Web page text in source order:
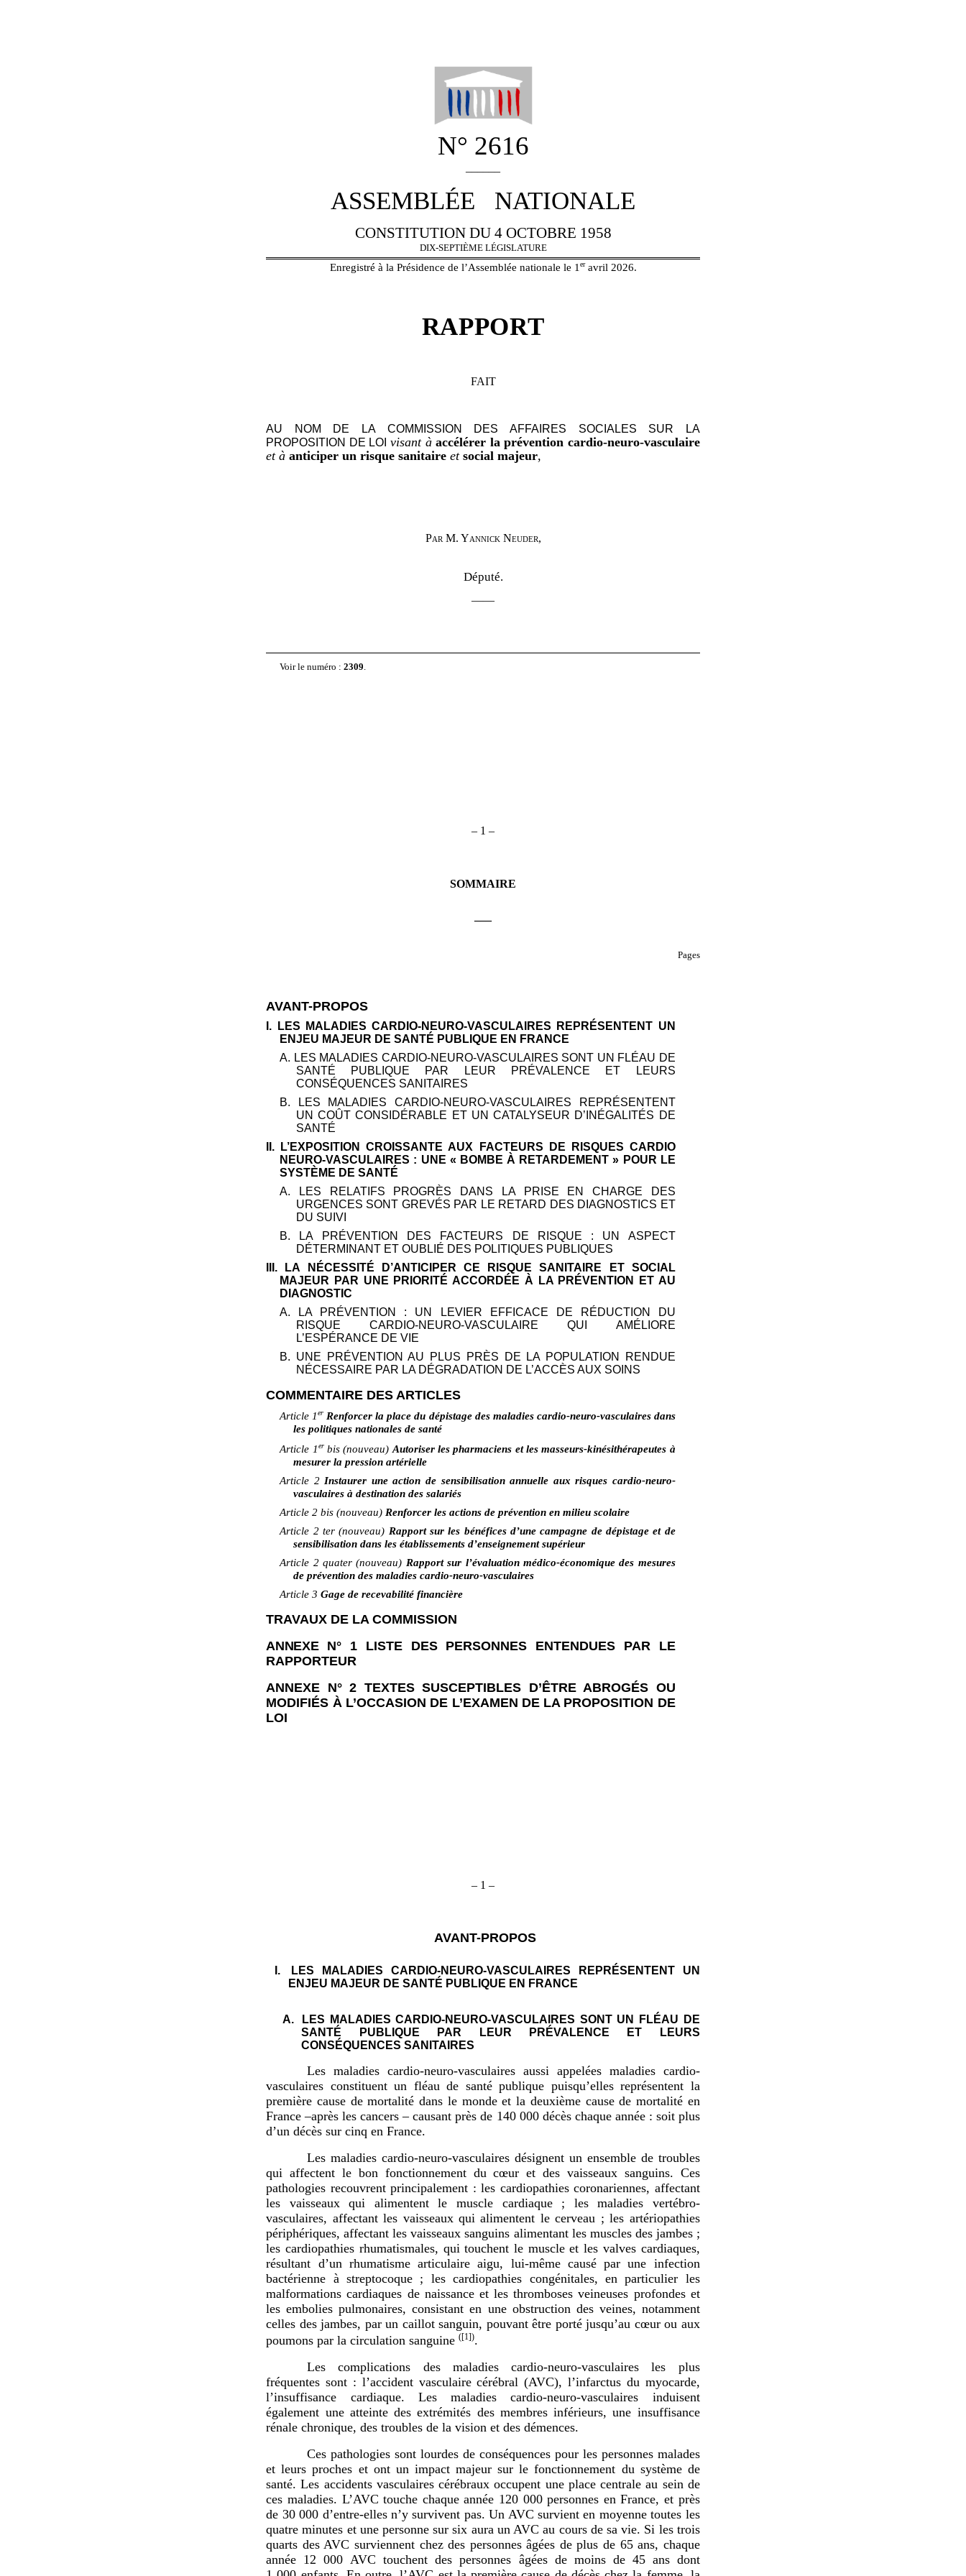
N° 2616
ASSEMBLÉE NATIONALE
CONSTITUTION DU 4 OCTOBRE 1958
DIX-SEPTIÈME LÉGISLATURE
Enregistré à la Présidence de l’Assemblée nationale le 1 eravril 2026.
RAPPORT
FAIT
AU NOM DE LA COMMISSION DES AFFAIRES SOCIALES SUR LA
PROPOSITION DE LOI visant àaccélérer la prévention cardio-neuro-vasculaire
et à anticiper un risque sanitaireetsocial majeur,
Par M. Yannick Neuder,
Député.
——
Voir le numéro :2309.
– 1 –
SOMMAIRE
Pages
AVANT-PROPOS
I. LES MALADIES CARDIO-NEURO-VASCULAIRES REPRÉSENTENT UN
ENJEU MAJEUR DE SANTÉ PUBLIQUE EN FRANCE
A. LES MALADIES CARDIO-NEURO-VASCULAIRES SONT UN FLÉAU DE
SANTÉ PUBLIQUE PAR LEUR PRÉVALENCE ET LEURS
CONSÉQUENCES SANITAIRES
B. LES MALADIES CARDIO-NEURO-VASCULAIRES REPRÉSENTENT
UN COÛT CONSIDÉRABLE ET UN CATALYSEUR D’INÉGALITÉS DE
SANTÉ
II. L’EXPOSITION CROISSANTE AUX FACTEURS DE RISQUES CARDIO
NEURO-VASCULAIRES : UNE « BOMBE À RETARDEMENT » POUR LE
SYSTÈME DE SANTÉ
A. LES RELATIFS PROGRÈS DANS LA PRISE EN CHARGE DES
URGENCES SONT GREVÉS PAR LE RETARD DES DIAGNOSTICS ET
DU SUIVI
B. LA PRÉVENTION DES FACTEURS DE RISQUE
: UN ASPECT
DÉTERMINANT ET OUBLIÉ DES POLITIQUES PUBLIQUES
III. LA NÉCESSITÉ D’ANTICIPER CE RISQUE SANITAIRE ET SOCIAL
MAJEUR PAR UNE PRIORITÉ ACCORDÉE À LA PRÉVENTION ET AU
DIAGNOSTIC
A. LA PRÉVENTION
: UN LEVIER EFFICACE DE RÉDUCTION DU
RISQUE CARDIO-NEURO-VASCULAIRE QUI AMÉLIORE
L’ESPÉRANCE DE VIE
B. UNE PRÉVENTION AU PLUS PRÈS DE LA POPULATION RENDUE
NÉCESSAIRE PAR LA DÉGRADATION DE L’ACCÈS AUX SOINS
COMMENTAIRE DES ARTICLES
Article 1er Renforcer la place du dépistage des maladies cardio-neuro-vasculaires dans
les politiques nationales de santé
Article 1er bis (nouveau) Autoriser les pharmaciens et les masseurs-kinésithérapeutes à
mesurer la pression artérielle
Article 2 Instaurer une action de sensibilisation annuelle aux risques cardio-neuro-
vasculaires à destination des salariés
Article 2 bis (nouveau) Renforcer les actions de prévention en milieu scolaire
Article 2 ter (nouveau) Rapport sur les bénéfices d’une campagne de dépistage et de
sensibilisation dans les établissements d’enseignement supérieur
Article 2 quater (nouveau) Rapport sur l’évaluation médico-économique des mesures
de prévention des maladies cardio-neuro-vasculaires
Article 3Gage de recevabilité financière
TRAVAUX DE LA COMMISSION
ANNEXE N°
1 LISTE DES PERSONNES ENTENDUES PAR LE
RAPPORTEUR
ANNEXE N° 2 TEXTES SUSCEPTIBLES D’ÊTRE ABROGÉS OU
MODIFIÉS À L’OCCASION DE L’EXAMEN DE LA PROPOSITION DE
LOI
– 1 –
AVANT-PROPOS
I.
LES MALADIES CARDIO-NEURO-VASCULAIRES REPRÉSENTENT UN
ENJEU MAJEUR DE SANTÉ PUBLIQUE EN FRANCE
A.
LES MALADIES CARDIO-NEURO-VASCULAIRES SONT UN FLÉAU DE
SANTÉ PUBLIQUE PAR LEUR PRÉVALENCE ET LEURS
CONSÉQUENCES SANITAIRES
Les maladies cardio-neuro-vasculaires aussi appelées maladies cardio-
vasculaires constituent un fléau de santé publique puisqu’elles représentent la
première cause de mortalité dans le monde et la deuxième cause de mortalité en
France –après les cancers – causant près de 140 000 décès chaque année : soit plus
d’un décès sur cinq en France.
Les maladies cardio-neuro-vasculaires désignent un ensemble de troubles
qui affectent le bon fonctionnement du cœur et des vaisseaux sanguins. Ces
pathologies recouvrent principalement : les cardiopathies coronariennes, affectant
les vaisseaux qui alimentent le muscle cardiaque ; les maladies vertébro-
vasculaires, affectant les vaisseaux qui alimentent le cerveau ; les artériopathies
périphériques, affectant les vaisseaux sanguins alimentant les muscles des jambes ;
les cardiopathies rhumatismales, qui touchent le muscle et les valves cardiaques,
résultant d’un rhumatisme articulaire aigu, lui-même causé par une infection
bactérienne à streptocoque ; les cardiopathies congénitales, en particulier les
malformations cardiaques de naissance et les thromboses veineuses profondes et
les embolies pulmonaires, consistant en une obstruction des veines, notamment
celles des jambes, par un caillot sanguin, pouvant être porté jusqu’au cœur ou aux
poumons par la circulation sanguine([1]).
Les complications des maladies cardio-neuro-vasculaires les plus
fréquentes sont : l’accident vasculaire cérébral (AVC), l’infarctus du myocarde,
l’insuffisance cardiaque. Les maladies cardio-neuro-vasculaires induisent
également une atteinte des extrémités des membres inférieurs, une insuffisance
rénale chronique, des troubles de la vision et des démences.
Ces pathologies sont lourdes de conséquences pour les personnes malades
et leurs proches et ont un impact majeur sur le fonctionnement du système de
santé. Les accidents vasculaires cérébraux occupent une place centrale au sein de
ces maladies. L’AVC touche chaque année 120 000 personnes en France, et près
de 30 000 d’entre-elles n’y survivent pas. Un AVC survient en moyenne toutes les
quatre minutes et une personne sur six aura un AVC au cours de sa vie. Si les trois
quarts des AVC surviennent chez des personnes âgées de plus de 65 ans, chaque
année 12 000 AVC touchent des personnes âgées de moins de 45 ans dont